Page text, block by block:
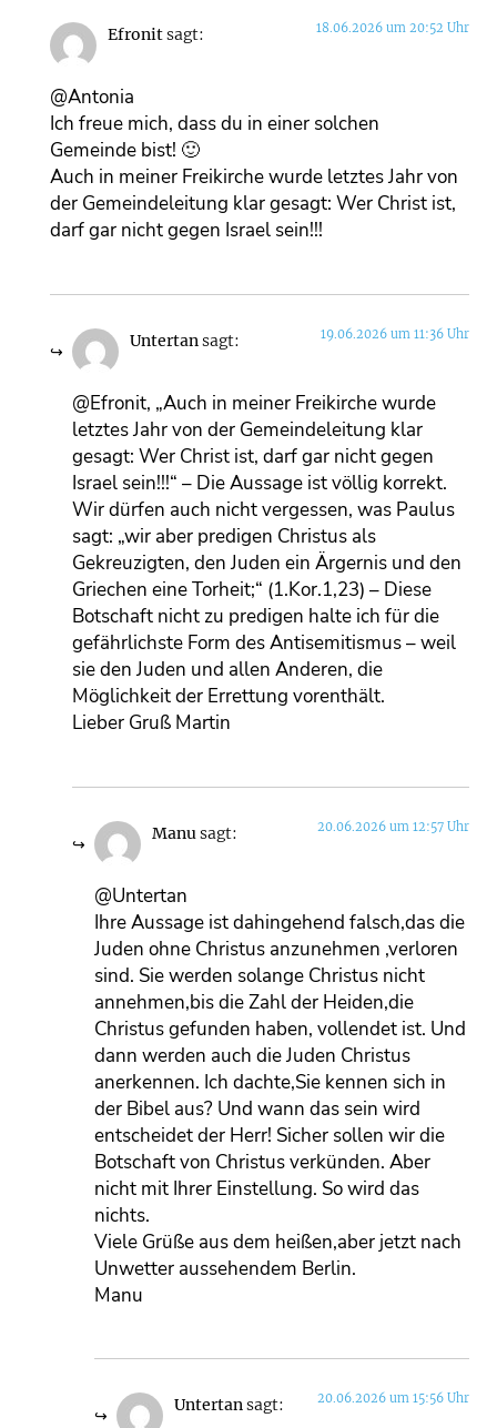
Efronitsagt: 18.06.2026 um 20:52 Uhr
@Antonia
Ich freue mich, dass du in einer solchen
Gemeinde bist! 🙂
Auch in meiner Freikirche wurde letztes Jahr von
der Gemeindeleitung klar gesagt: Wer Christ ist,
darf gar nicht gegen Israel sein!!!
Untertansagt: 19.06.2026 um 11:36 Uhr
@Efronit, „Auch in meiner Freikirche wurde
letztes Jahr von der Gemeindeleitung klar
gesagt: Wer Christ ist, darf gar nicht gegen
Israel sein!!!“ – Die Aussage ist völlig korrekt.
Wir dürfen auch nicht vergessen, was Paulus
sagt: „wir aber predigen Christus als
Gekreuzigten, den Juden ein Ärgernis und den
Griechen eine Torheit;“ (1.Kor.1,23) – Diese
Botschaft nicht zu predigen halte ich für die
gefährlichste Form des Antisemitismus – weil
sie den Juden und allen Anderen, die
Möglichkeit der Errettung vorenthält.
Lieber Gruß Martin
Manusagt: 20.06.2026 um 12:57 Uhr
@Untertan
Ihre Aussage ist dahingehend falsch,das die
Juden ohne Christus anzunehmen ,verloren
sind. Sie werden solange Christus nicht
annehmen,bis die Zahl der Heiden,die
Christus gefunden haben, vollendet ist. Und
dann werden auch die Juden Christus
anerkennen. Ich dachte,Sie kennen sich in
der Bibel aus? Und wann das sein wird
entscheidet der Herr! Sicher sollen wir die
Botschaft von Christus verkünden. Aber
nicht mit Ihrer Einstellung. So wird das
nichts.
Viele Grüße aus dem heißen,aber jetzt nach
Unwetter aussehendem Berlin.
Manu
Untertansagt: 20.06.2026 um 15:56 Uhr